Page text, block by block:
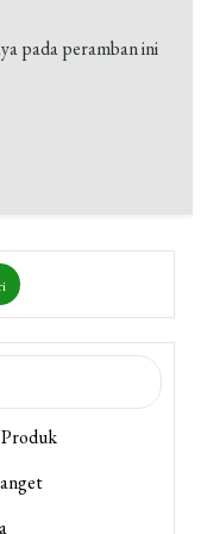
pada peramban ini